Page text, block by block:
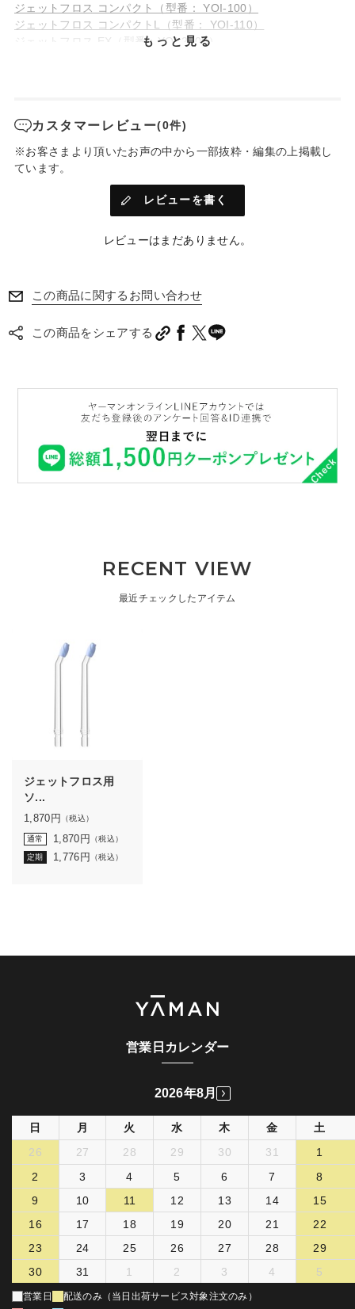
ジェットフロス コンパクト（型番： YOI-100）
ジェットフロス コンパクトL（型番： YOI-110）
ジェットフロス EX（型番：YOI-2000）
もっと見る
カスタマーレビュー(0件)
※お客さまより頂いたお声の中から一部抜粋・編集の上掲載し
ています。
レビューを書く
レビューはまだありません。
この商品に関するお問い合わせ
この商品をシェアする
RECENT VIEW
最近チェックしたアイテム
ジェットフロス用
ソ...
1,870 円 （税込）
通常 1,870 円 （税込）
定期 1,776 円 （税込）
営業日カレンダー
2026年8月
日 月 火 水 木 金
土
26
27 28 29 30 31
1
2
3 4 5 6 7
8
9
10 11 12 13 14
15
16
17 18 19 20 21
22
23
24 25 26 27 28
29
30
31 1 2 3 4 5
営業日
配送のみ（当日出荷サービス対象注文のみ）